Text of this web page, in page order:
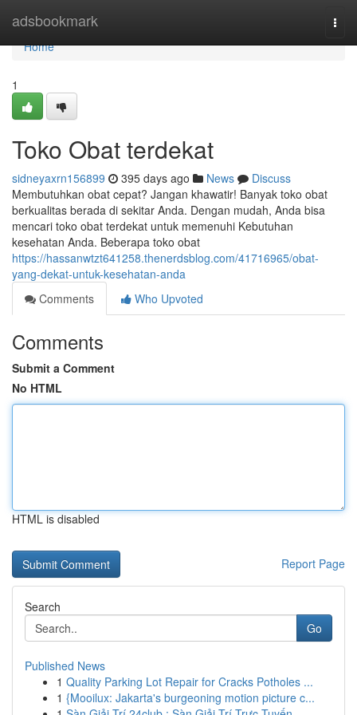
adsbookmark
Home
Home
1
Toko Obat terdekat
sidneyaxrn156899 395 days ago News
Discuss
Membutuhkan obat cepat? Jangan khawatir! Banyak toko obat
berkualitas berada di sekitar Anda. Dengan mudah, Anda bisa
mencari toko obat terdekat untuk memenuhi Kebutuhan
kesehatan Anda. Beberapa toko obat
https://hassanwtzt641258.thenerdsblog.com/41716965/obat-
yang-dekat-untuk-kesehatan-anda
Comments
Who Upvoted
Comments
Submit a Comment
No HTML
HTML is disabled
Report Page
Search
Go
Published News
1 Quality Parking Lot Repair for Cracks Potholes ...
1 {Mooilux: Jakarta's burgeoning motion picture c...